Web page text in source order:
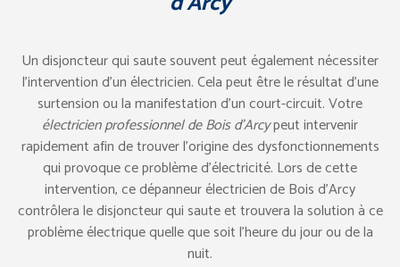
Un disjoncteur qui saute souvent peut également nécessiter
l’intervention d’un électricien. Cela peut être le résultat d’une
surtension ou la manifestation d’un court-circuit. Votre
électricien professionnel de Bois d’Arcypeut intervenir
rapidement afin de trouver l’origine des dysfonctionnements
qui provoque ce problème d’électricité. Lors de cette
intervention, ce dépanneur électricien de Bois d’Arcy
contrôlera le disjoncteur qui saute et trouvera la solution à ce
problème électrique quelle que soit l’heure du jour ou de la
nuit.